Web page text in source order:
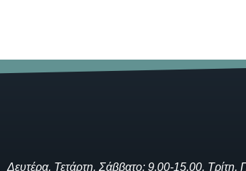
Δευτέρα, Τετάρτη, Σάββατο: 9.00-15.00,